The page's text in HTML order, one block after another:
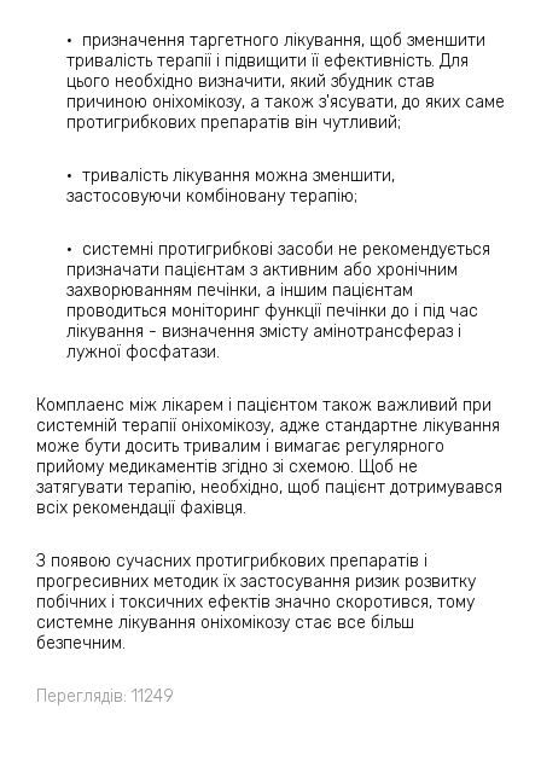
· призначення таргетного лікування, щоб зменшити
тривалість терапії і підвищити її ефективність. Для
цього необхідно визначити, який збудник став
причиною оніхомікозу, а також з'ясувати, до яких саме
протигрибкових препаратів він чутливий;
· тривалість лікування можна зменшити,
застосовуючи комбіновану терапію;
· системні протигрибкові засоби не рекомендується
призначати пацієнтам з активним або хронічним
захворюванням печінки, а іншим пацієнтам
проводиться моніторинг функції печінки до і під час
лікування - визначення змісту амінотрансфераз і
лужної фосфатази.
Комплаенс між лікарем і пацієнтом також важливий при
системній терапії оніхомікозу, адже стандартне лікування
може бути досить тривалим і вимагає регулярного
прийому медикаментів згідно зі схемою. Щоб не
затягувати терапію, необхідно, щоб пацієнт дотримувався
всіх рекомендації фахівця.
З появою сучасних протигрибкових препаратів і
прогресивних методик їх застосування ризик розвитку
побічних і токсичних ефектів значно скоротився, тому
системне лікування оніхомікозу стає все більш
безпечним.
Переглядів: 11249